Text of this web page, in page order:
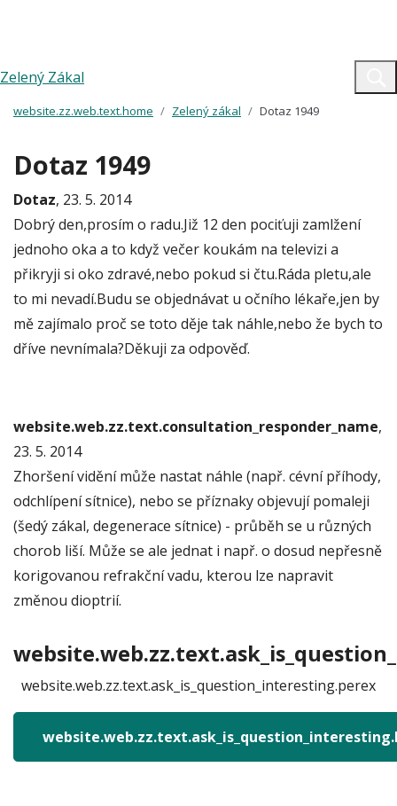
Zelený Zákal
website.zz.web.text.home Zelený zákal Dotaz 1949
Dotaz 1949
Dotaz, 23. 5. 2014
Dobrý den,prosím o radu.Již 12 den pociťuji zamlžení
jednoho oka a to když večer koukám na televizi a
přikryji si oko zdravé,nebo pokud si čtu.Ráda pletu,ale
to mi nevadí.Budu se objednávat u očního lékaře,jen by
mě zajímalo proč se toto děje tak náhle,nebo že bych to
dříve nevnímala?Děkuji za odpověď.
website.web.zz.text.consultation_responder_name,
23. 5. 2014
Zhoršení vidění může nastat náhle (např. cévní příhody,
odchlípení sítnice), nebo se příznaky objevují pomaleji
(šedý zákal, degenerace sítnice) - průběh se u různých
chorob liší. Může se ale jednat i např. o dosud nepřesně
korigovanou refrakční vadu, kterou lze napravit
změnou dioptrií.
website.web.zz.text.ask_is_question_interesting.perex